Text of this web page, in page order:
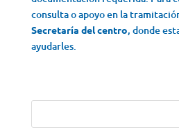
consulta o apoyo en la
Secretaría del centro, donde
ayudarles.